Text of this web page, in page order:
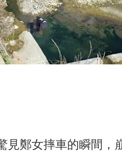
見鄭女摔車的瞬間，